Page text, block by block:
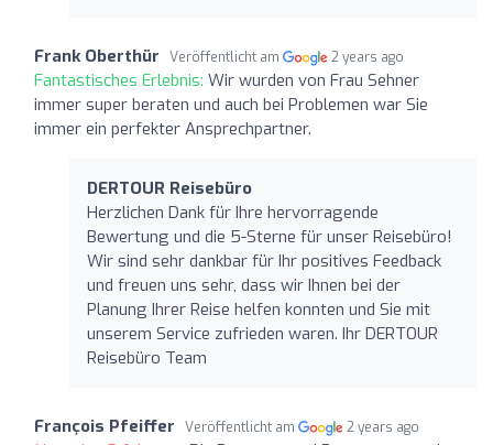
Frank Oberthür Veröffentlicht am 2 years ago
Fantastisches Erlebnis: Wir wurden von Frau Sehner
immer super beraten und auch bei Problemen war Sie
immer ein perfekter Ansprechpartner.
DERTOUR Reisebüro
Herzlichen Dank für Ihre hervorragende
Bewertung und die 5-Sterne für unser Reisebüro!
Wir sind sehr dankbar für Ihr positives Feedback
und freuen uns sehr, dass wir Ihnen bei der
Planung Ihrer Reise helfen konnten und Sie mit
unserem Service zufrieden waren. Ihr DERTOUR
Reisebüro Team
François Pfeiffer Veröffentlicht am 2 years ago